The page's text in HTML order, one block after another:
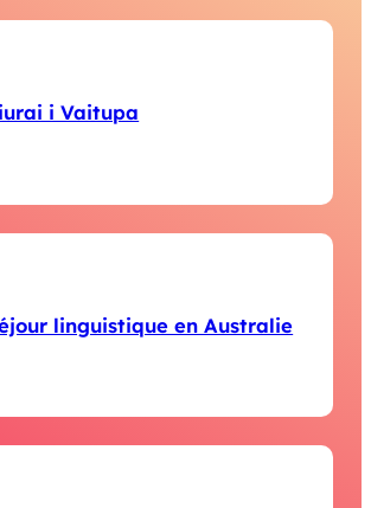
i Vaitupa
linguistique en Australie